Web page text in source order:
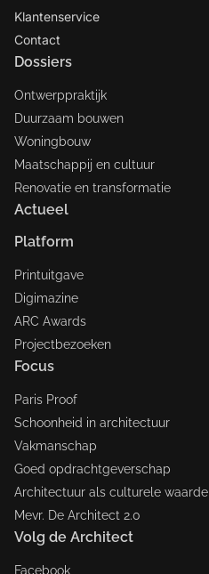
Klantenservice
Contact
Dossiers
Ontwerppraktijk
Duurzaam bouwen
Woningbouw
Maatschappij en cultuur
Renovatie en transformatie
Actueel
Platform
Printuitgave
Digimazine
ARC Awards
Projectbezoeken
Focus
Paris Proof
Schoonheid in architectuur
Vakmanschap
Goed opdrachtgeverschap
Architectuur als culturele waarde
Mevr. De Architect 2.0
Volg de Architect
Facebook